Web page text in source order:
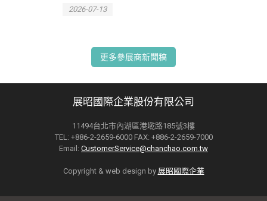
2026-07-13
更多參展商新聞稿
展昭國際企業股份有限公司
11494台北市內湖區港墘路185號3樓
TEL: +886-2-2659-6000 FAX: +886-2-2659-7000
Email: CustomerService@chanchao.com.tw
Copyright & web design by 展昭國際企業